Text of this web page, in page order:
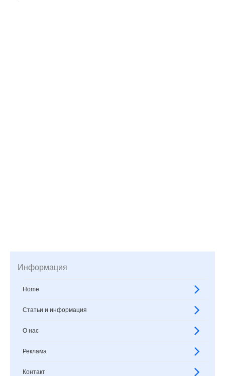
Информация
Home
Статьи и информация
О нас
Реклама
Контакт